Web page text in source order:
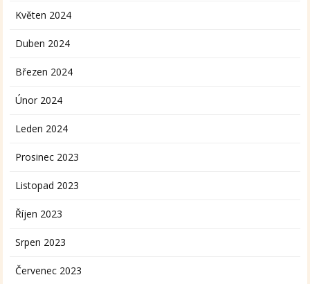
Květen 2024
Duben 2024
Březen 2024
Únor 2024
Leden 2024
Prosinec 2023
Listopad 2023
Říjen 2023
Srpen 2023
Červenec 2023